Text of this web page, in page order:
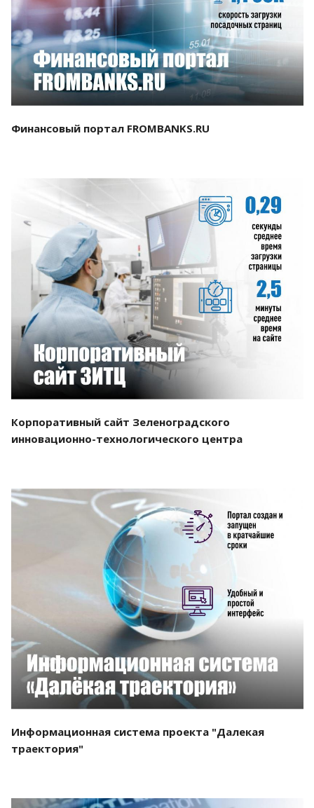
Смотреть проект
Финансовый портал FROMBANKS.RU
Смотреть проект
Корпоративный сайт Зеленоградского
инновационно-технологического центра
Смотреть проект
Информационная система проекта "Далекая
траектория"